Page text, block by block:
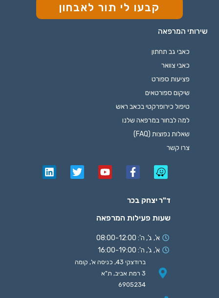
ד"ר יצחק בכר
ברודצקי 43, כניסה א', קומה
3 רמת אביב, ת"א
6905234
שעות פעילות המרפאה
א', ג', ה': 08:00-12:00
א', ג', ה': 16:00-19:00
שירותי המרפאה
כאבי גב תחתון
כאבי צוואר
פציעות ספורט
שיקום ספורטאים
טיפול כירופרקטי בכאב ראש
למה לבחור במרפאה שלנו
שאלות נפוצות (FAQ)
צרו קשר
קבעו לי תור לאבחון